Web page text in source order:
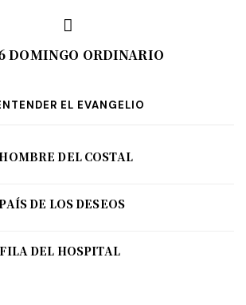
DOMINGO ORDINARIO
EL EVANGELIO
DEL COSTAL
DE LOS DESEOS
DEL HOSPITAL